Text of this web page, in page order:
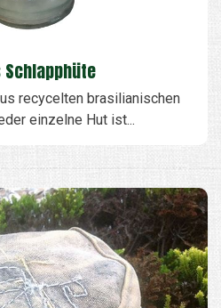
Schlapphüte
recycelten brasilianischen
einzelne Hut ist...